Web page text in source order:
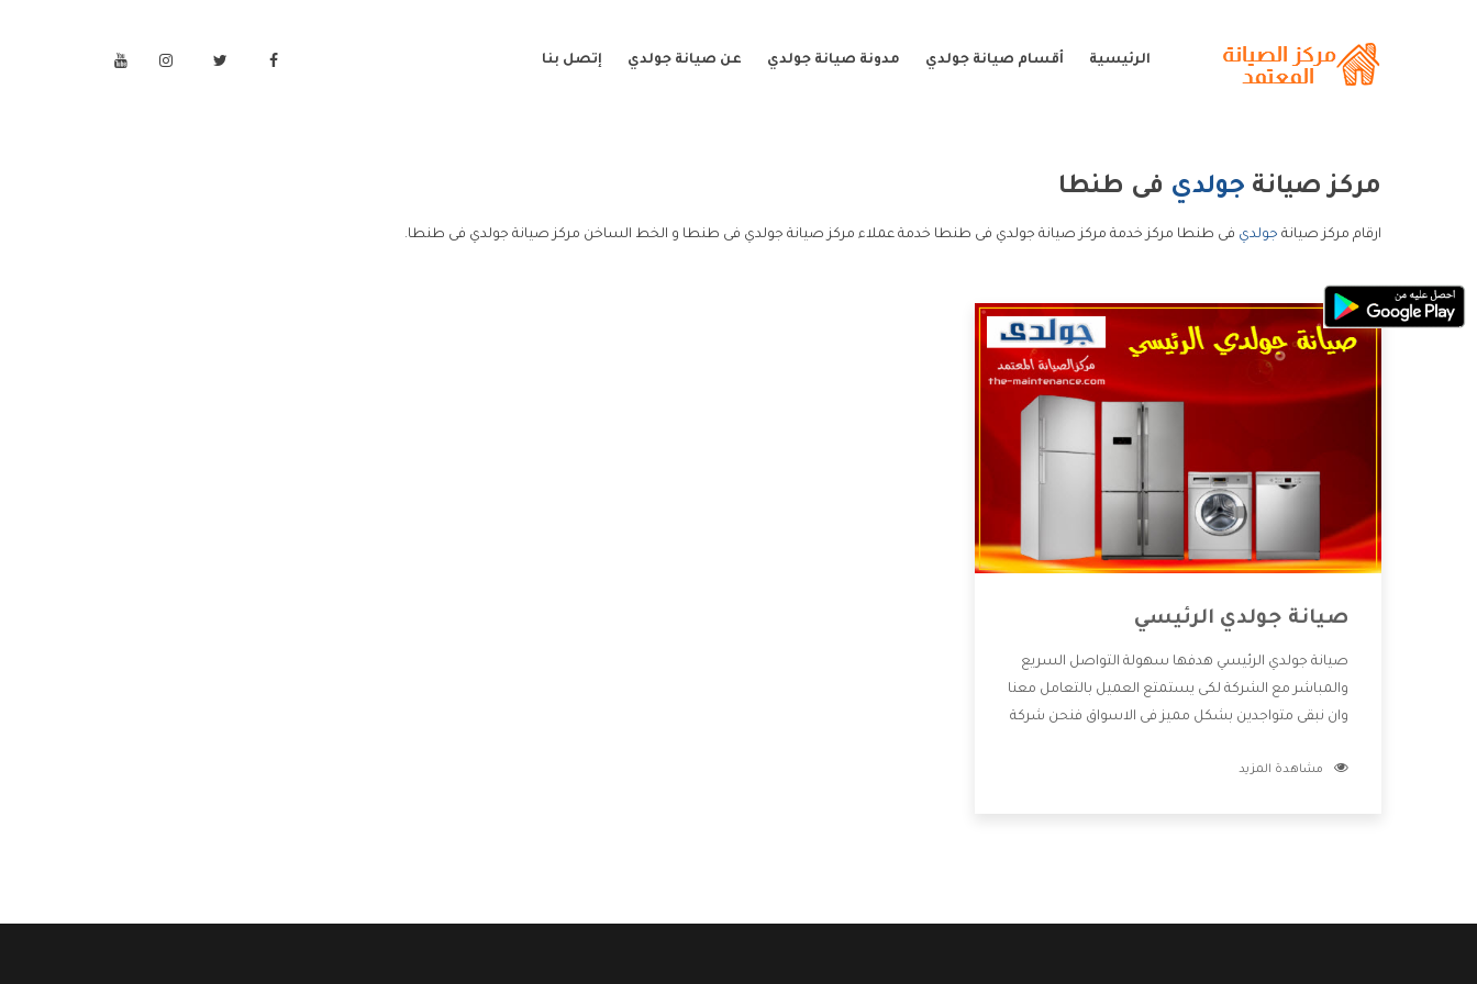
الرئيسية أقسام صيانة جولدي مدونة صيانة جولدي عن صيانة جولدي إتصل بنا
مركز صيانة جولدي فى طنطا
ارقام مركز صيانة جولدي فى طنطا مركز خدمة مركز صيانة جولدي فى طنطا خدمة عملاء مركز صيانة جولدي فى طنطا و الخط الساخن مركز صيانة جولدي فى طنطا.
صيانة جولدي الرئيسي
صيانة جولدي الرئيسي هدفها سهولة التواصل السريع
والمباشر مع الشركة لكى يستمتع العميل بالتعامل معنا
وان نبقى متواجدين بشكل مميز فى الاسواق فنحن شركة
بالخدمات التى تنفرد الشركة بها والتى تكون منها خدمة
مشاهدة المزيد